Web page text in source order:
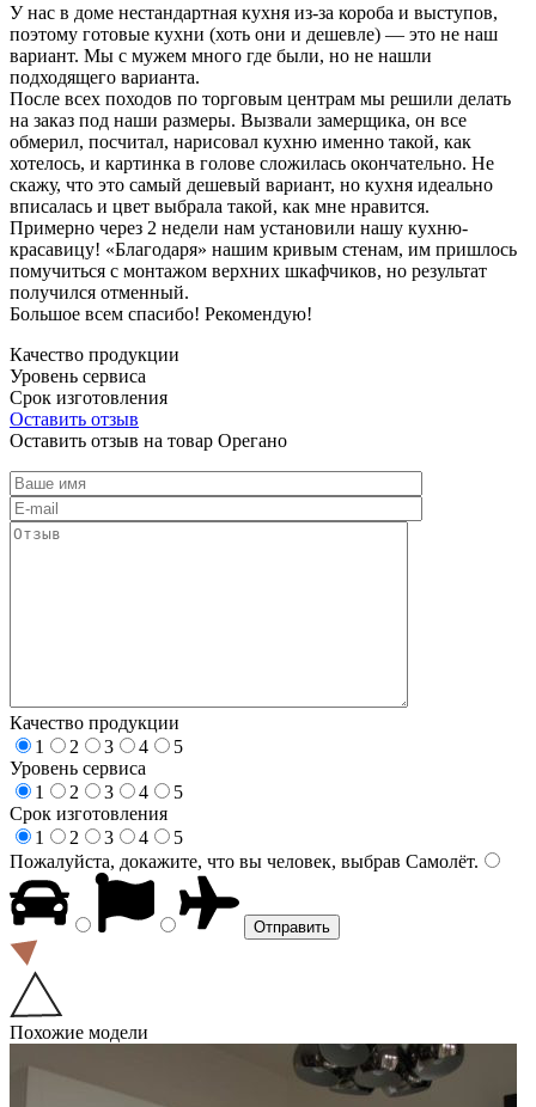
У нас в доме нестандартная кухня из-за короба и выступов,
поэтому готовые кухни (хоть они и дешевле) — это не наш
вариант. Мы с мужем много где были, но не нашли
подходящего варианта.
После всех походов по торговым центрам мы решили делать
на заказ под наши размеры. Вызвали замерщика, он все
обмерил, посчитал, нарисовал кухню именно такой, как
хотелось, и картинка в голове сложилась окончательно. Не
скажу, что это самый дешевый вариант, но кухня идеально
вписалась и цвет выбрала такой, как мне нравится.
Примерно через 2 недели нам установили нашу кухню-
красавицу! «Благодаря» нашим кривым стенам, им пришлось
помучиться с монтажом верхних шкафчиков, но результат
получился отменный.
Большое всем спасибо! Рекомендую!
Качество продукции
Уровень сервиса
Срок изготовления
Оставить отзыв
Оставить отзыв на товар Орегано
Качество продукции
1
2 3 4
5
Уровень сервиса
1
2 3 4
5
Срок изготовления
1
2 3 4
5
Пожалуйста, докажите, что вы человек, выбрав Самолёт.
Похожие модели